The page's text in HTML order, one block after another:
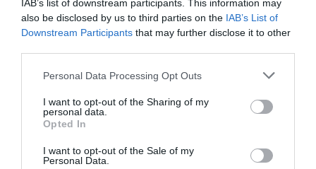
IAB’s list of downstream participants. This information may
also be disclosed by us to third parties on the IAB’s List of
Downstream Participants that may further disclose it to other
Please note that this website/app uses one or more Google
not limited to your visit or usage behaviour. You may click to
grant or deny consent to Google and its third-party tags to
use your data for below specified purposes in below Google
consent section.
Personal Data Processing Opt Outs
I want to opt-out of the Sharing of my
personal data.
Opted In
I want to opt-out of the Sale of my
Personal Data.
07.08.2026 | 11:45
σκάφος τουριστών – Δείτε βίντεο
αγωνίας για ιστιοφόρο με ξένους
επιβάτες
από 1.000 στρέμματα
στο Νησί – Νέες εικόνες
μεγάλου δήμου στην